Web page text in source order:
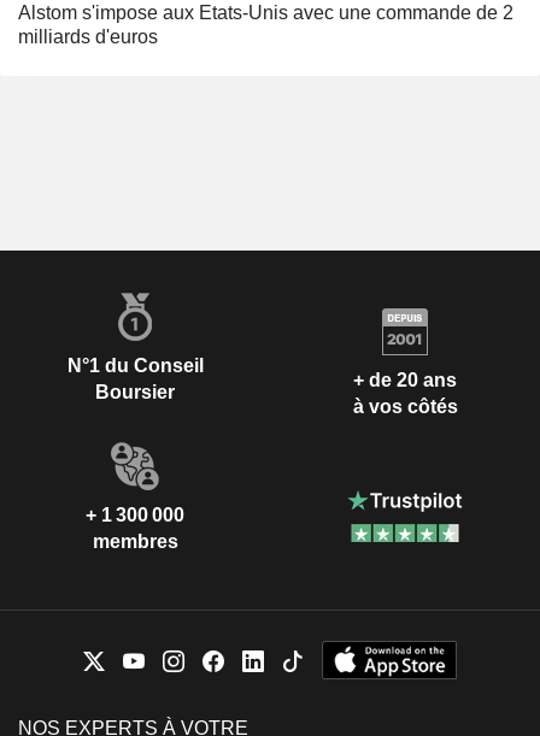
Alstom s'impose aux Etats-Unis avec une commande de 2
milliards d'euros
N°1 du Conseil
Boursier
+ de 20 ans
à vos côtés
+ 1 300 000
membres
NOS EXPERTS À VOTRE